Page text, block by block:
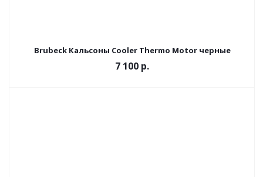
Brubeck Кальсоны Cooler Thermo Motor черные
7 100 р.